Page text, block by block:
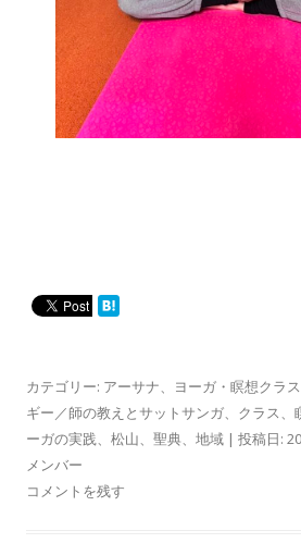
カテゴリー: アーサナ、 ヨーガ・瞑想クラス
ギー／師の教えとサットサンガ、 クラス、
ーガの実践、 松山、 聖典、 地域 | 投稿日:
メンバー
コメントを残す